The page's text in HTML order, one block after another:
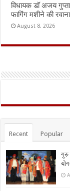
विधायक डॉ अजय
फागिंग मशीने की रवाना
August 8, 2026
Recent Popular
गुरु